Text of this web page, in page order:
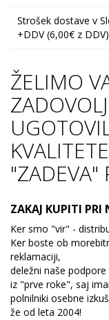
Strošek dostave v
+DDV (6,00€ z
ŽELIMO
"ZADEVA"
ZAKAJ KUPITI PRI
Ker smo "vir" -
Ker boste ob
reklamaciji,
deležni naše
iz "prve roke", saj
polnilniki osebne
že od leta 2004!